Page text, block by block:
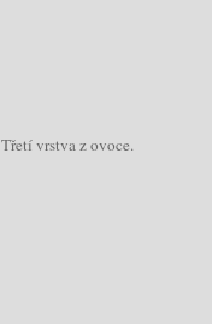
Třetí vrstva z ovoce.